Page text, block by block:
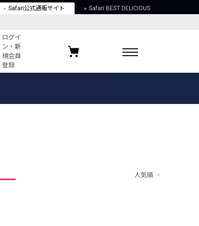
Safari公式通販サイト Safari BEST DELICIOUS
ログイ
ン・新
規会員
登録
お気に入りブランド
人気順